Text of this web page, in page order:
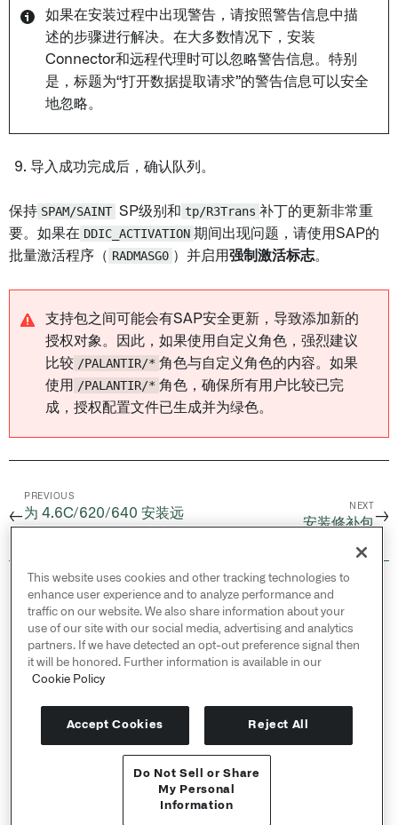
如果在安装过程中出现警告，请按照警告信息中描
述的步骤进行解决。在大多数情况下，安装
Connector和远程代理时可以忽略警告信息。特别
是，标题为“打开数据提取请求”的警告信息可以安全
地忽略。
导入成功完成后，确认队列。
保持 SPAM/SAINT SP级别和 tp/R3Trans 补丁的更新非常重
要。如果在 DDIC_ACTIVATION 期间出现问题，请使用SAP的
批量激活程序（ RADMASG0 ）并启用强制激活标志。
支持包之间可能会有SAP安全更新，导致添加新的
授权对象。因此，如果使用自定义角色，强烈建议
比较 /PALANTIR/* 角色与自定义角色的内容。如果
使用 /PALANTIR/* 角色，确保所有用户比较已完
成，授权配置文件已生成并为绿色。
←
PREVIOUS
为 4.6C/620/640 安装远
NEXT
安装修补包 →
© 2026 Palantir Technologies Inc. All rights
reserved.
Cookies Statement ↗
Privacy Statement ↗
Terms of Use ↗
Do Not Sell or Share My Personal Information
This website uses cookies and other tracking technologies to
enhance user experience and to analyze performance and
traffic on our website. We also share information about your
use of our site with our social media, advertising and analytics
partners. If we have detected an opt-out preference signal then
it will be honored. Further information is available in our
Cookie Policy
Accept Cookies Reject All
Do Not Sell or Share
My Personal
Information